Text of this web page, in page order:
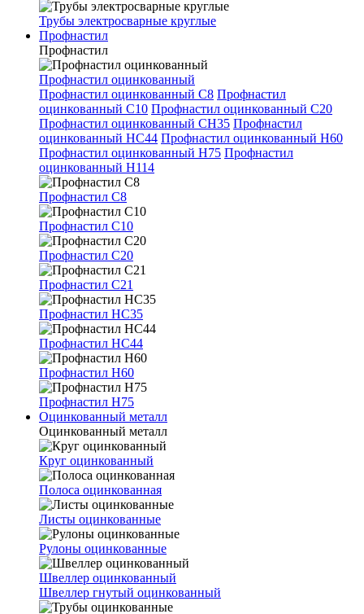
Трубы электросварные круглые
Профнастил
Профнастил
Профнастил оцинкованный
Профнастил оцинкованный С8 Профнастил
оцинкованный С10 Профнастил оцинкованный С20
Профнастил оцинкованный СН35 Профнастил
оцинкованный НС44 Профнастил оцинкованный Н60
Профнастил оцинкованный Н75 Профнастил
оцинкованный Н114
Профнастил С8
Профнастил С10
Профнастил С20
Профнастил С21
Профнастил НС35
Профнастил НС44
Профнастил Н60
Профнастил Н75
Оцинкованный металл
Оцинкованный металл
Круг оцинкованный
Полоса оцинкованная
Листы оцинкованные
Рулоны оцинкованные
Швеллер оцинкованный
Швеллер гнутый оцинкованный